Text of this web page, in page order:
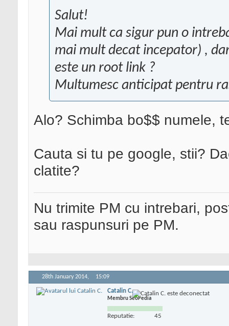
Salut!
Mai mult ca sigur pun o
mai mult decat incepator) ,
este un root link ?
Multumesc anticipat pentru
Alo? Schimba bo$$ numele,
Cauta si tu pe google, stii?
clatite?
Nu trimite PM cu intrebari,
sau raspunsuri pe PM.
28th January 2014, 15:09
Catalin C.
Membru SeoPedia
Reputatie: 45